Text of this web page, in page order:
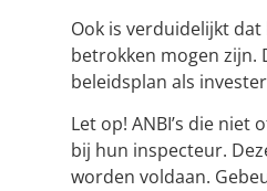
Ook is verduidelijkt
betrokken mogen zijn.
beleidsplan als
Let op! ANBI’s die niet
bij hun inspecteur.
worden voldaan.